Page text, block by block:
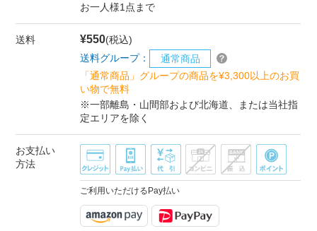
お一人様1点まで
送料 ¥550(税込)
送料グループ：
通常商品
「通常商品」グループの商品を¥3,300以上のお買
い物で無料
※一部離島・山間部および北海道、または当社指
定エリアを除く
お支払い
方法
ご利用いただけるPay払い